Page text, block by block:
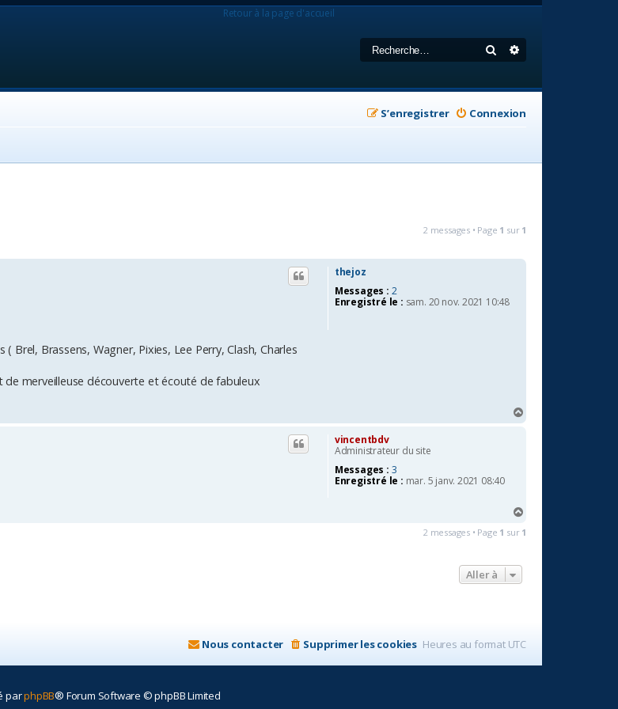
Rechercher
Retour à la page d'accueil
Connexion
S’enregistrer
2 messages • Page 1 sur 1
thejoz
Messages : 2
Enregistré le : sam. 20 nov. 2021 10:48
Brassens, Wagner, Pixies, Lee Perry, Clash, Charles
de merveilleuse découverte et écouté de fabuleux
vincentbdv
Administrateur du site
Messages : 3
Enregistré le : mar. 5 janv. 2021 08:40
2 messages • Page 1 sur 1
Aller à
Heures au format UTC
Supprimer les cookies
Nous contacter
parphpBB® Forum Software © phpBB Limited